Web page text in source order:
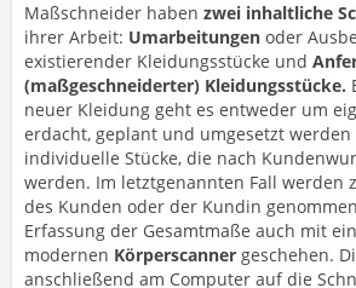
Maßschneider haben zwei inhaltliche
ihrer Arbeit: Umarbeitungen oder
existierender Kleidungsstücke und
(maßgeschneiderter) Kleidungsstücke.
neuer Kleidung geht es entweder um
erdacht, geplant und umgesetzt werden
individuelle Stücke, die nach
werden. Im letztgenannten Fall werden
des Kunden oder der Kundin
Erfassung der Gesamtmaße auch mit
modernen Körperscanner geschehen.
anschließend am Computer auf die